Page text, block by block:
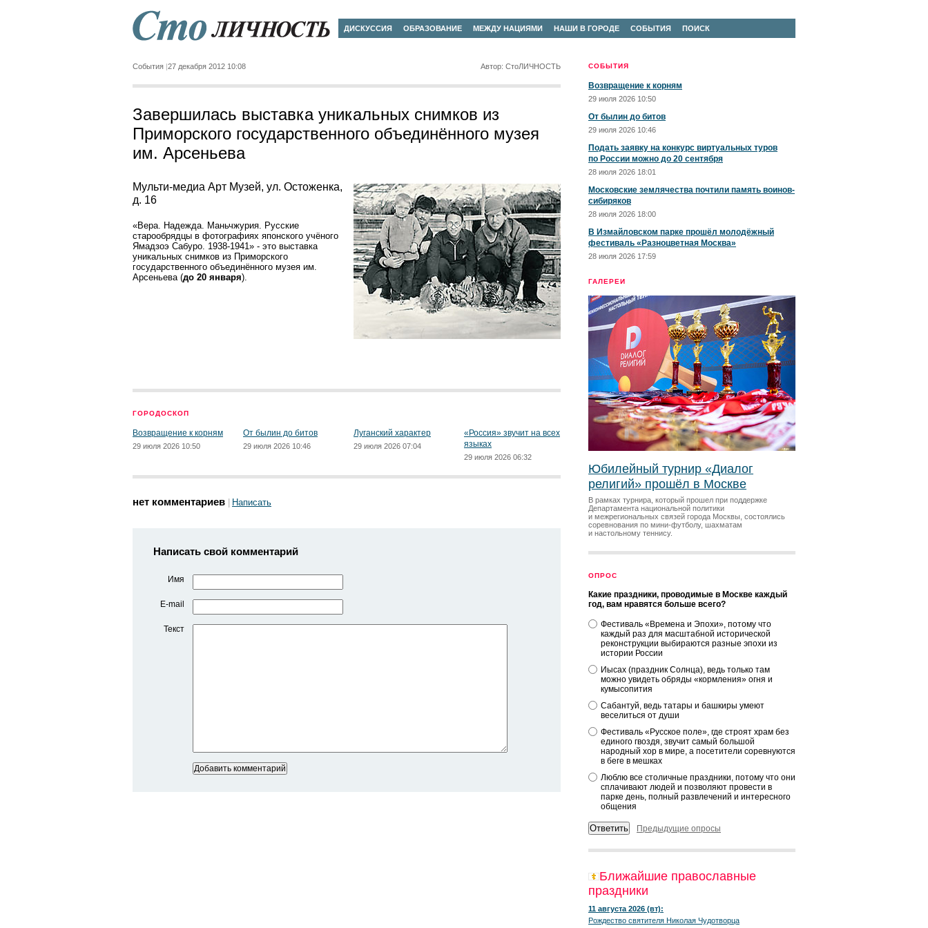
ДИСКУССИЯ ОБРАЗОВАНИЕ МЕЖДУ НАЦИЯМИ НАШИ В ГОРОДЕ СОБЫТИЯ ПОИСК
СОБЫТИЯ
Возвращение к корням
29 июля 2026 10:50
От былин до битов
29 июля 2026 10:46
Подать заявку на конкурс виртуальных туров
по России можно до 20 сентября
28 июля 2026 18:01
Московские землячества почтили память воинов-
сибиряков
28 июля 2026 18:00
В Измайловском парке прошёл молодёжный
фестиваль «Разноцветная Москва»
28 июля 2026 17:59
ГАЛЕРЕИ
Юбилейный турнир «Диалог
религий» прошёл в Москве
В рамках турнира, который прошел при поддержке
Департамента национальной политики
и межрегиональных связей города Москвы, состоялись
соревнования по мини-футболу, шахматам
и настольному теннису.
ОПРОС
Какие праздники, проводимые в Москве каждый
год, вам нравятся больше всего?
Фестиваль «Времена и Эпохи», потому что
каждый раз для масштабной исторической
реконструкции выбираются разные эпохи из
истории России
Иысах (праздник Солнца), ведь только там
можно увидеть обряды «кормления» огня и
кумысопития
Сабантуй, ведь татары и башкиры умеют
веселиться от души
Фестиваль «Русское поле», где строят храм без
единого гвоздя, звучит самый большой
народный хор в мире, а посетители соревнуются
в беге в мешках
Люблю все столичные праздники, потому что они
сплачивают людей и позволяют провести в
парке день, полный развлечений и интересного
общения
Предыдущие опросы
Ближайшие православные
праздники
11 августа 2026 (вт):
Рождество святителя Николая Чудотворца
События 27 декабря 2012 10:08 Автор: СтоЛИЧНОСТЬ
Завершилась выставка уникальных снимков из
Приморского государственного объединённого музея
им. Арсеньева
Мульти-медиа Арт Музей, ул. Остоженка,
д. 16
«Вера. Надежда. Маньчжурия. Русские
старообрядцы в фотографиях японского учёного
Ямадзоэ Сабуро. 1938-1941» - это выставка
уникальных снимков из Приморского
государственного объединённого музея им.
Арсеньева (до 20 января).
ГОРОДОСКОП
Возвращение к корням
29 июля 2026 10:50
От былин до битов
29 июля 2026 10:46
Луганский характер
29 июля 2026 07:04
«Россия» звучит на всех
языках
29 июля 2026 06:32
нет комментариев Написать
Написать свой комментарий
Имя
E-mail
Текст